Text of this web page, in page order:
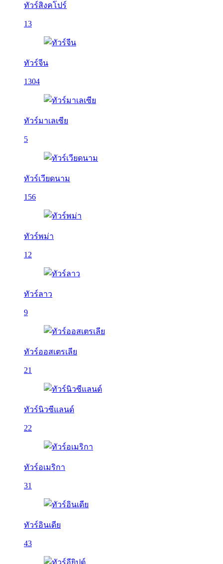
ทัวร์สิงคโปร์
13
ทัวร์จีน
1304
ทัวร์มาเลเซีย
5
ทัวร์เวียดนาม
156
ทัวร์พม่า
12
ทัวร์ลาว
9
ทัวร์ออสเตรเลีย
21
ทัวร์นิวซีแลนด์
22
ทัวร์อเมริกา
31
ทัวร์อินเดีย
43